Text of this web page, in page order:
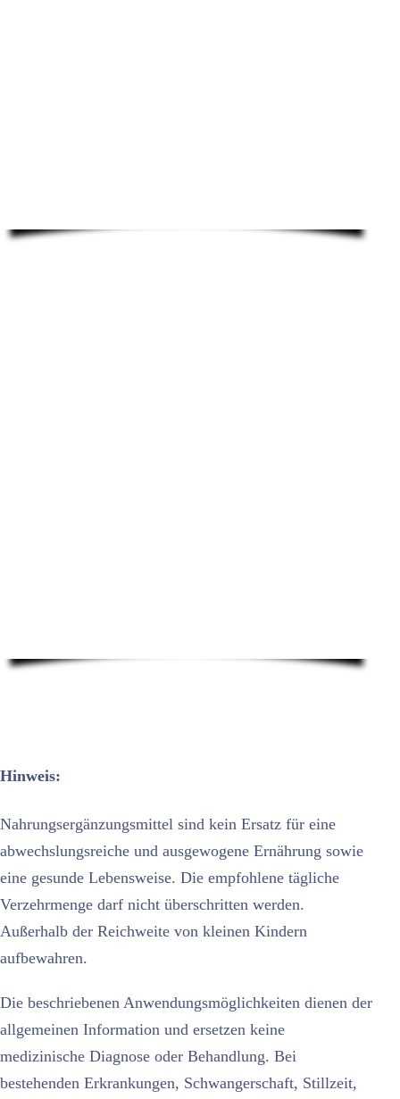
Hinweis:
Nahrungsergänzungsmittel sind kein Ersatz für eine
abwechslungsreiche und ausgewogene Ernährung sowie
eine gesunde Lebensweise. Die empfohlene tägliche
Verzehrmenge darf nicht überschritten werden.
Außerhalb der Reichweite von kleinen Kindern
aufbewahren.
Die beschriebenen Anwendungsmöglichkeiten dienen der
allgemeinen Information und ersetzen keine
medizinische Diagnose oder Behandlung. Bei
bestehenden Erkrankungen, Schwangerschaft, Stillzeit,